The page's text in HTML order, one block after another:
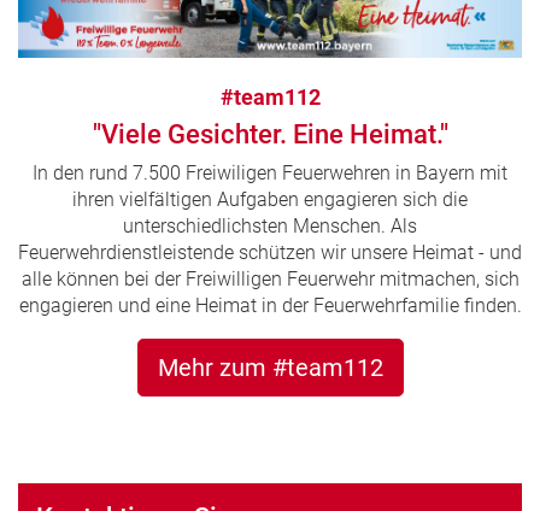
#team112
"Viele Gesichter. Eine Heimat."
In den rund 7.500 Freiwiligen Feuerwehren in Bayern mit
ihren vielfältigen Aufgaben engagieren sich die
unterschiedlichsten Menschen. Als
Feuerwehrdienstleistende schützen wir unsere Heimat - und
alle können bei der Freiwilligen Feuerwehr mitmachen, sich
engagieren und eine Heimat in der Feuerwehrfamilie finden.
Mehr zum #team112